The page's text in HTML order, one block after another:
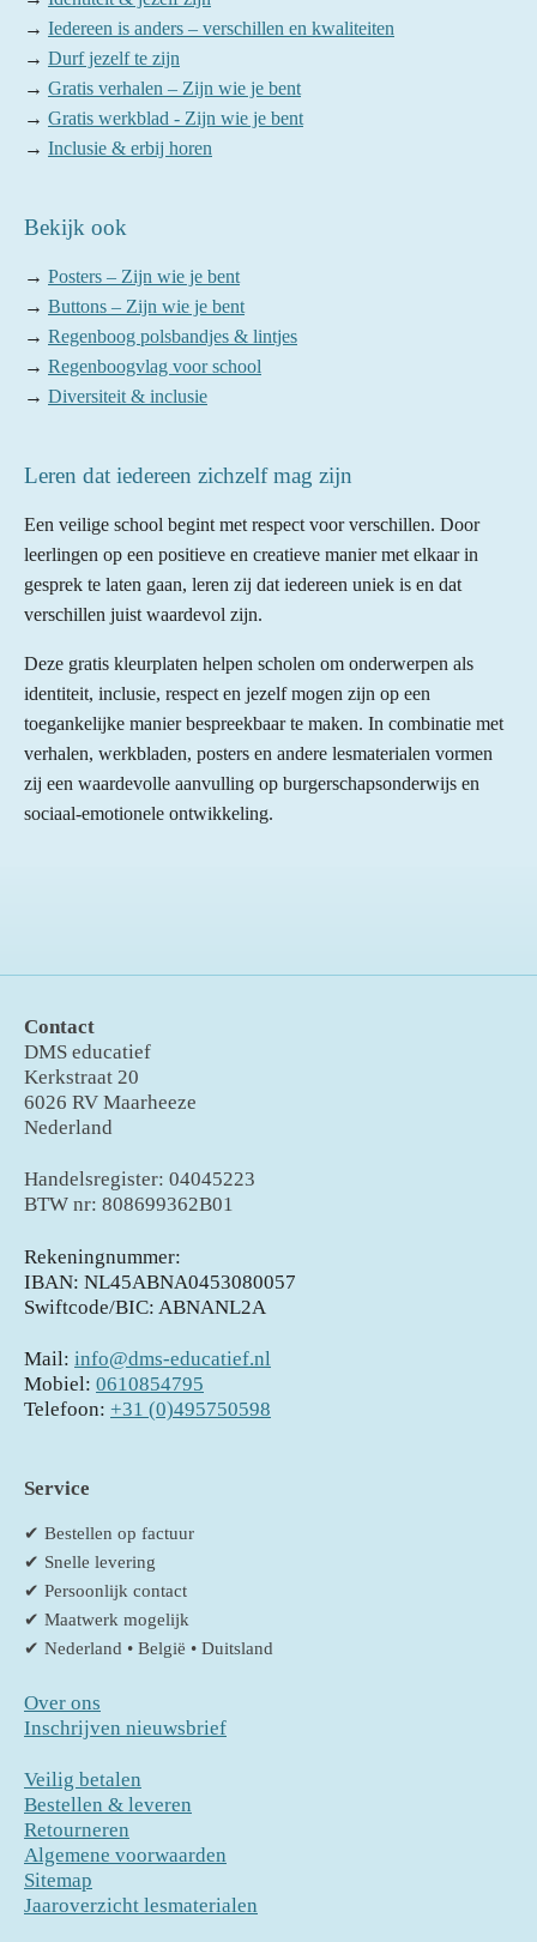
→ Iedereen is anders – verschillen en kwaliteiten
→ Durf jezelf te zijn
→ Gratis verhalen – Zijn wie je bent
→ Gratis werkblad - Zijn wie je bent
→ Inclusie & erbij horen
Bekijk ook
→ Posters – Zijn wie je bent
→ Buttons – Zijn wie je bent
→ Regenboog polsbandjes & lintjes
→ Regenboogvlag voor school
→ Diversiteit & inclusie
Leren dat iedereen zichzelf mag zijn
Een veilige school begint met respect voor verschillen. Door
leerlingen op een positieve en creatieve manier met elkaar in
gesprek te laten gaan, leren zij dat iedereen uniek is en dat
verschillen juist waardevol zijn.
Deze gratis kleurplaten helpen scholen om onderwerpen als
identiteit, inclusie, respect en jezelf mogen zijn op een
toegankelijke manier bespreekbaar te maken. In combinatie met
verhalen, werkbladen, posters en andere lesmaterialen vormen
zij een waardevolle aanvulling op burgerschapsonderwijs en
sociaal-emotionele ontwikkeling.
Contact
DMS educatief
Kerkstraat 20
6026 RV Maarheeze
Nederland
Handelsregister: 04045223
BTW nr: 808699362B01
Rekeningnummer:
IBAN: NL45ABNA0453080057
Swiftcode/BIC: ABNANL2A
Mail: info@dms-educatief.nl
Mobiel: 0610854795
Telefoon: +31 (0)495750598
Service
✔ Bestellen op factuur
✔ Snelle levering
✔ Persoonlijk contact
✔ Maatwerk mogelijk
✔ Nederland • België • Duitsland
Over ons
Inschrijven nieuwsbrief
Veilig betalen
Bestellen & leveren
Retourneren
Algemene voorwaarden
Sitemap
Jaaroverzicht lesmaterialen